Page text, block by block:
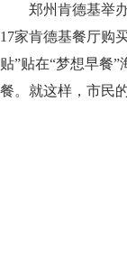
郑州肯德基举
17家肯德基餐厅购
贴”贴在“梦想早餐
餐。就这样，市民